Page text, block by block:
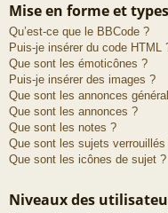
Mise en forme et
Qu’est-ce que le BBCode ?
Puis-je insérer du code HTML
Que sont les émoticônes ?
Puis-je insérer des images ?
Que sont les annonces
Que sont les annonces ?
Que sont les notes ?
Que sont les sujets verrouillés
Que sont les icônes de sujet ?
Niveaux des